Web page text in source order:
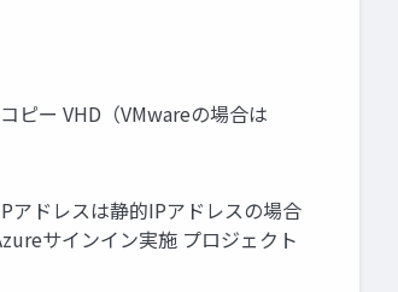
ピー VHD（VMwareの場合は
アドレスは静的IPアドレスの場合
サインイン実施 プロジェクト